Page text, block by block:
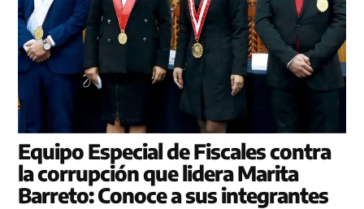
Equipo Especial de Fiscales contra
la corrupción que lidera Marita
Barreto: Conoce a sus integrantes